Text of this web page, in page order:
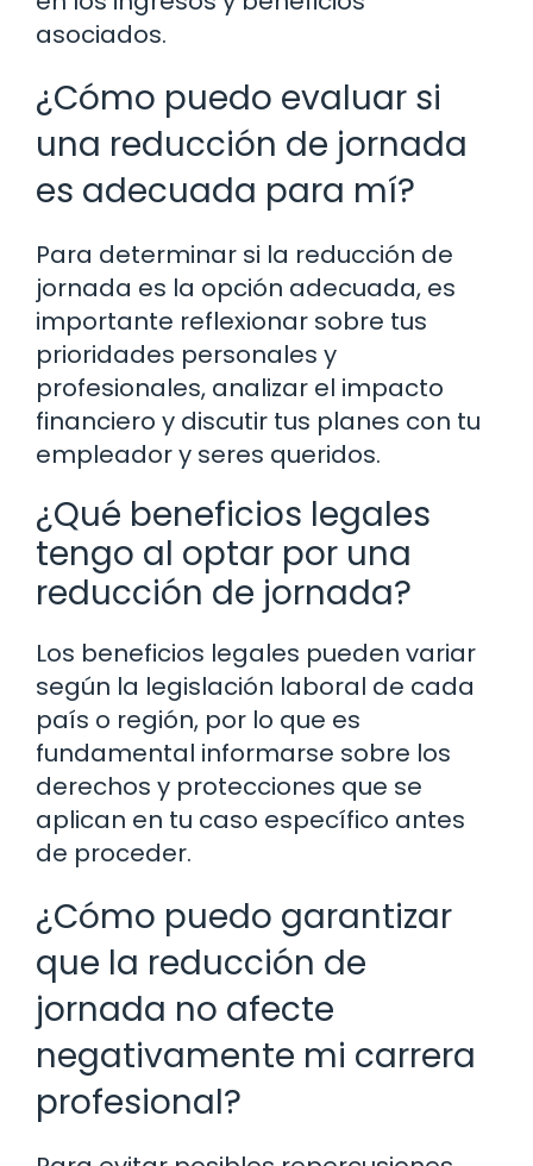
asociados.
¿Cómo puedo evaluar si
una reducción de jornada
es adecuada para mí?
Para determinar si la reducción de
jornada es la opción adecuada, es
importante reflexionar sobre tus
prioridades personales y
profesionales, analizar el impacto
financiero y discutir tus planes con tu
empleador y seres queridos.
¿Qué beneficios legales
tengo al optar por una
reducción de jornada?
Los beneficios legales pueden variar
según la legislación laboral de cada
país o región, por lo que es
fundamental informarse sobre los
derechos y protecciones que se
aplican en tu caso específico antes
de proceder.
¿Cómo puedo garantizar
que la reducción de
jornada no afecte
negativamente mi carrera
profesional?